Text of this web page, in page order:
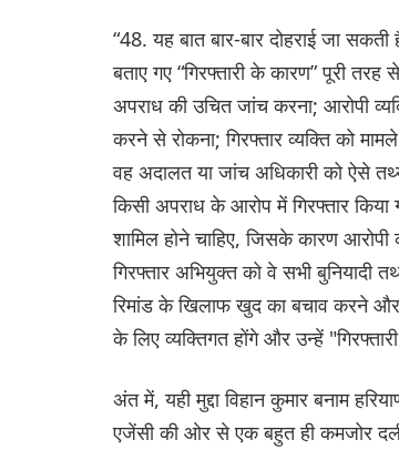
“48. यह बात बार-बार दोहराई जा
बताए गए “गिरफ्तारी के कारण” पूरी
अपराध की उचित जांच करना; आरोपी
करने से रोकना; गिरफ्तार व्यक्ति को
वह अदालत या जांच अधिकारी को ऐसे
किसी अपराध के आरोप में गिरफ्तार
शामिल होने चाहिए, जिसके कारण
गिरफ्तार अभियुक्त को वे सभी बुनियादी
रिमांड के खिलाफ खुद का बचाव करने
के लिए व्यक्तिगत होंगे और उन्हें
अंत में, यही मुद्दा विहान कुमार बनाम
एजेंसी की ओर से एक बहुत ही कमजोर